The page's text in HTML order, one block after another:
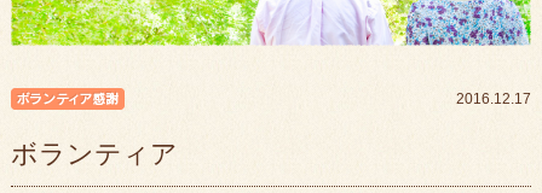
2016.12.17
ボランティア